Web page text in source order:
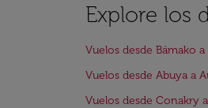
Explore los
Vuelos desde Bámako
Vuelos desde Abuya a
Vuelos desde Conakry